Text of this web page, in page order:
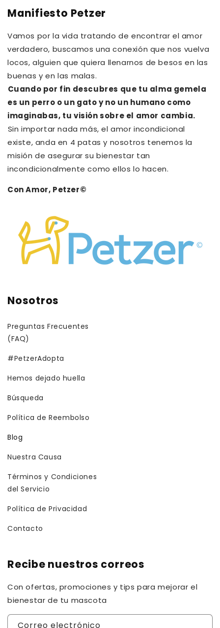
Manifiesto Petzer
Vamos por la vida tratando de encontrar el amor
verdadero, buscamos una conexión que nos vuelva
locos, alguien que quiera llenarnos de besos en las
buenas y en las malas.⁠⁠
Cuando por fin descubres que tu alma gemela
es un perro o un gato y no un humano como
imaginabas, tu visión sobre el amor cambia.⁠
⁠Sin importar nada más, el amor incondicional
existe, anda en 4 patas y nosotros tenemos la
misión de asegurar su bienestar tan
incondicionalmente como ellos lo hacen.
Con Amor, Petzer©
Nosotros
Preguntas Frecuentes
(FAQ)
#PetzerAdopta
Hemos dejado huella
Búsqueda
Política de Reembolso
Blog
Nuestra Causa
Términos y Condiciones
del Servicio
Política de Privacidad
Contacto
Recibe nuestros correos
Con ofertas, promociones y tips para mejorar el
bienestar de tu mascota
Correo electrónico